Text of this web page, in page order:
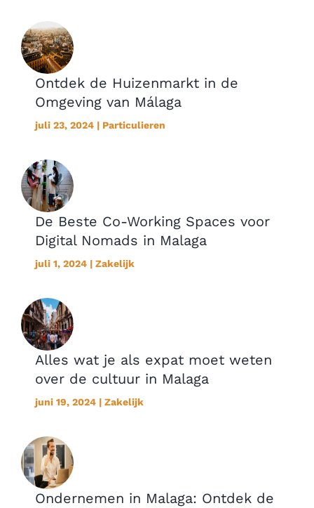
Ontdek de Huizenmarkt in de
Omgeving van Málaga
juli 23, 2024 | Particulieren
De Beste Co-Working Spaces voor
Digital Nomads in Malaga
juli 1, 2024 | Zakelijk
Alles wat je als expat moet weten
over de cultuur in Malaga
juni 19, 2024 | Zakelijk
Ondernemen in Malaga: Ontdek de